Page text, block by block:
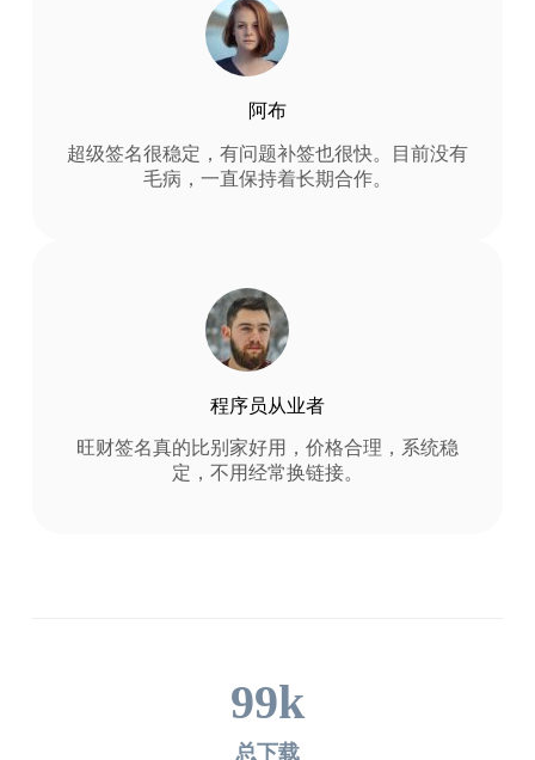
阿布
超级签名很稳定，有问题补签也很快。目前没有
毛病，一直保持着长期合作。
程序员从业者
旺财签名真的比别家好用，价格合理，系统稳
定，不用经常换链接。
总下载
99k